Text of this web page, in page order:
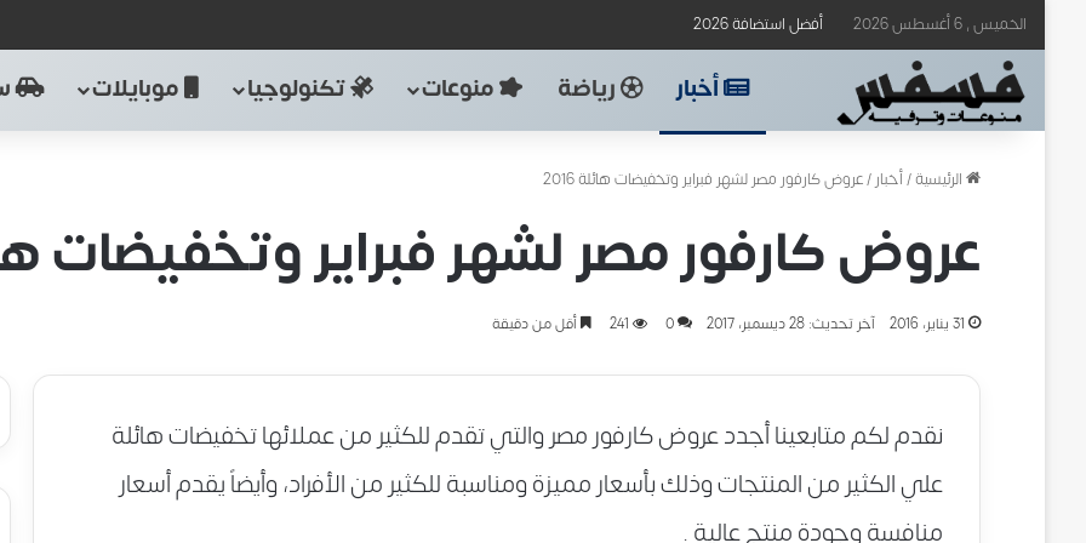
الخميس , 6 أغسطس 2026 أفضل استضافة 2026
أخبار رياضة منوعات تكنولوجيا موبايلات
الرئيسية/أخبار/عروض كارفور مصر لشهر فبراير وتخفيضات هائلة 2016
عروض كارفور مصر لشهر فبراير وتخفيضات هائلة
31 يناير، 2016 آخر تحديث: 28 ديسمبر، 2017 0
241 أقل من دقيقة
نقدم لكم متابعينا أجدد عروض كارفور مصر والتي تقدم للكثير من عملائها تخفيضات هائلة
علي الكثير من المنتجات وذلك بأسعار مميزة ومناسبة للكثير من الأفراد، وأيضاً يقدم أسعار
منافسة وجودة منتج عالية .